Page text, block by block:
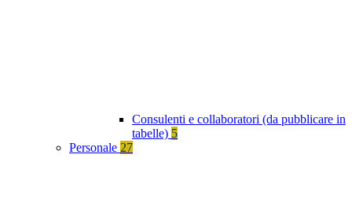
Consulenti e collaboratori (da pubblicare in
tabelle) 5
Personale 27